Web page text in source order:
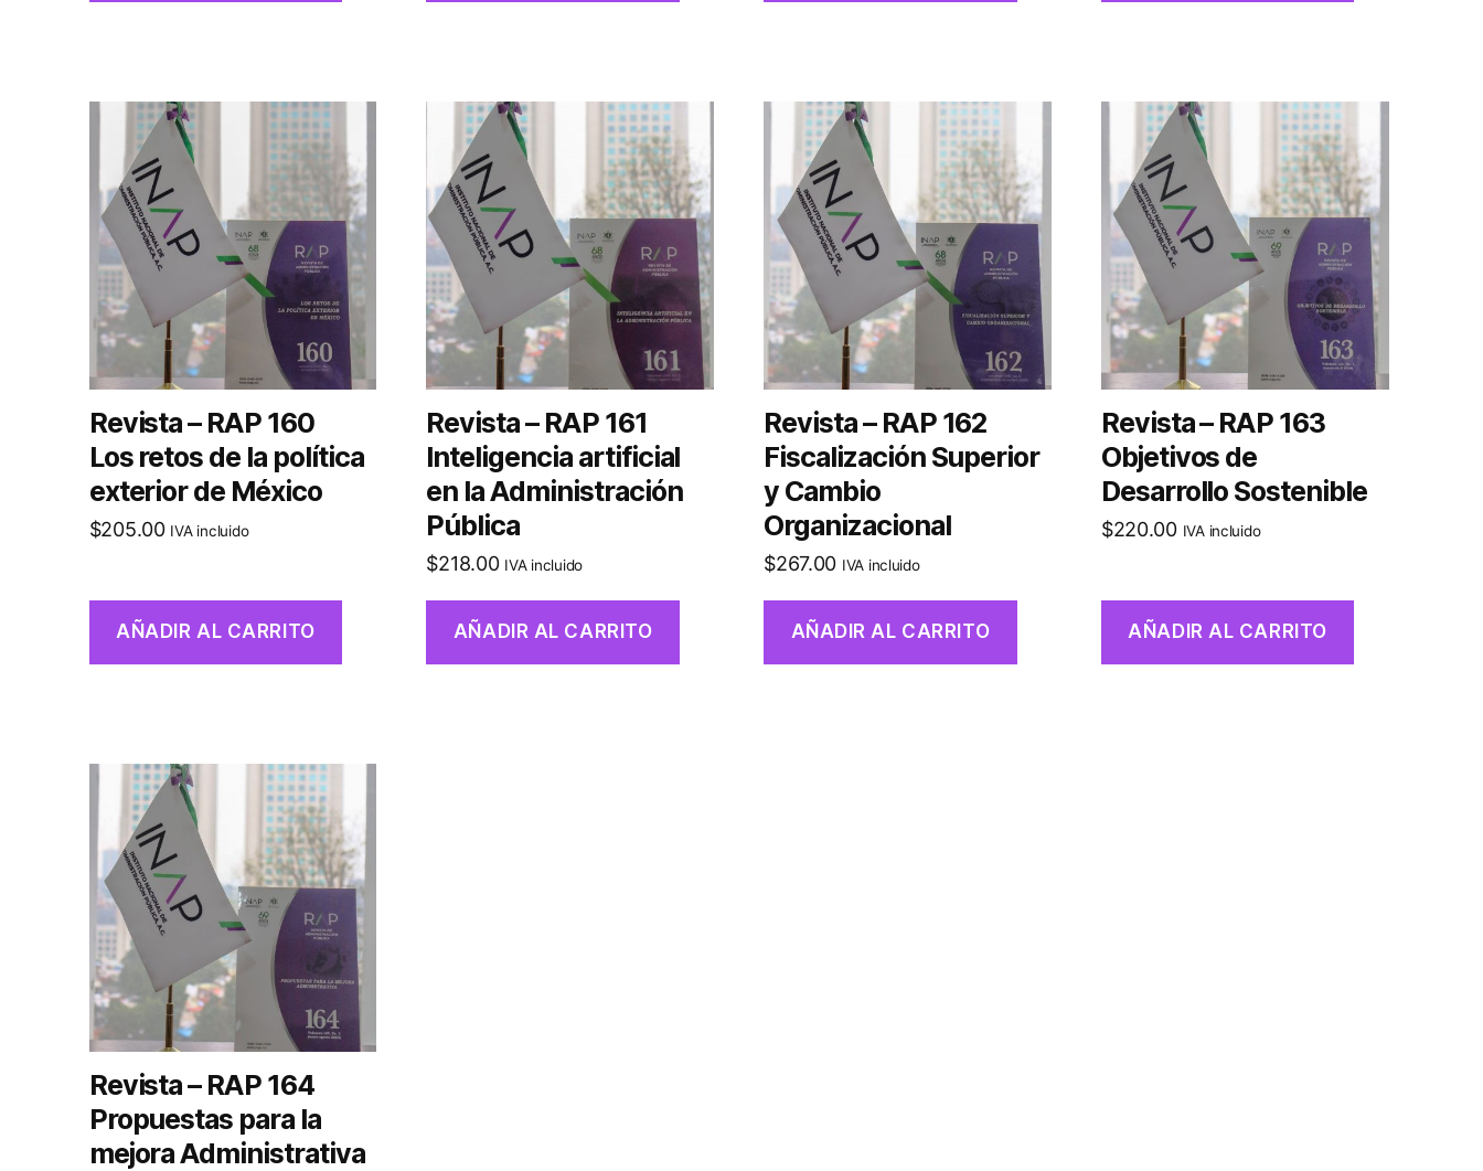
Revista – RAP 160
Los retos de la política
exterior de México
$205.00 IVA incluido
AÑADIR AL CARRITO
Revista – RAP 161
Inteligencia artificial
en la Administración
Pública
$218.00 IVA incluido
AÑADIR AL CARRITO
Revista – RAP 162
Fiscalización Superior
y Cambio
Organizacional
$267.00 IVA incluido
AÑADIR AL CARRITO
Revista – RAP 163
Objetivos de
Desarrollo Sostenible
$220.00 IVA incluido
AÑADIR AL CARRITO
Revista – RAP 164
Propuestas para la
mejora Administrativa